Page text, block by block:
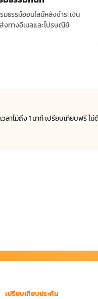
ธรรม์ออนไลน์หลังชำระเงิน
งทางอีเมลและไปรษณีย์
วลาไม่ถึง 1 นาที เปรียบเทียบฟรี
เปรียบเทียบประกัน